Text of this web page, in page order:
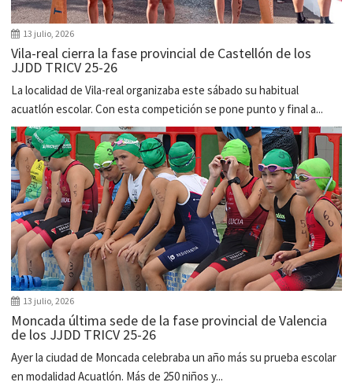
13 julio, 2026
Vila-real cierra la fase provincial de Castellón de los
JJDD TRICV 25-26
La localidad de Vila-real organizaba este sábado su habitual
acuatlón escolar. Con esta competición se pone punto y final a...
13 julio, 2026
Moncada última sede de la fase provincial de Valencia
de los JJDD TRICV 25-26
Ayer la ciudad de Moncada celebraba un año más su prueba escolar
en modalidad Acuatlón. Más de 250 niños y...